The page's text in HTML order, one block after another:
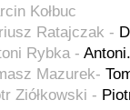
Kołbuc
Ratajczak -
Rybka -
Mazurek-
Ziółkowski -